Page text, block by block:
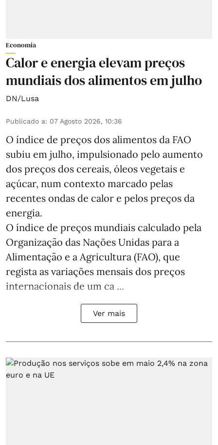
Economia
Calor e energia elevam preços
mundiais dos alimentos em julho
DN/Lusa
Publicado a: 07 Agosto 2026, 10:36
O índice de preços dos alimentos da FAO
subiu em julho, impulsionado pelo aumento
dos preços dos cereais, óleos vegetais e
açúcar, num contexto marcado pelas
recentes ondas de calor e pelos preços da
energia.
O índice de preços mundiais calculado pela
Organização das Nações Unidas para a
Alimentação e a Agricultura (FAO), que
regista as variações mensais dos preços
internacionais de um ca ...
Ver mais